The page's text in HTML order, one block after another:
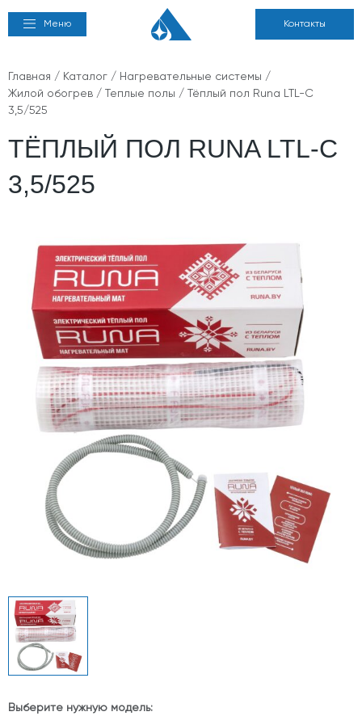
Меню Контакты
Главная / Каталог / Нагревательные системы /
Жилой обогрев / Теплые полы / Тёплый пол Runa LTL-C
3,5/525
ТЁПЛЫЙ ПОЛ RUNA LTL-C
3,5/525
Выберите нужную модель: